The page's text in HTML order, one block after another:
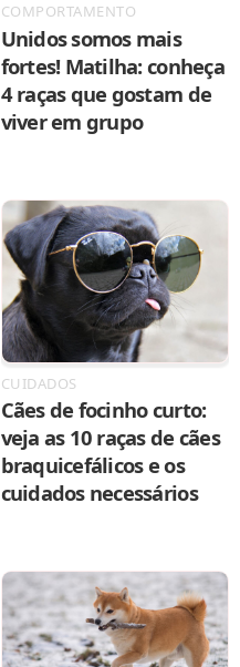
COMPORTAMENTO
Unidos somos mais
fortes! Matilha: conheça
4 raças que gostam de
viver em grupo
CUIDADOS
Cães de focinho curto:
veja as 10 raças de cães
braquicefálicos e os
cuidados necessários